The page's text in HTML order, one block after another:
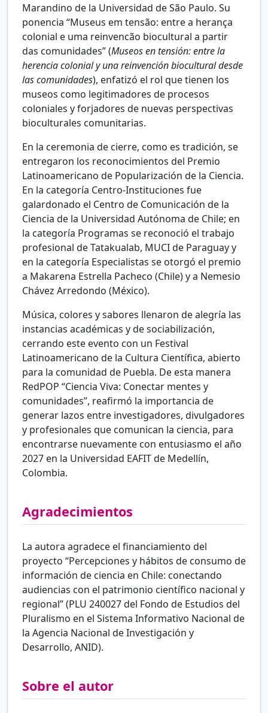
Marandino de la Universidad de São Paulo. Su
ponencia “Museus em tensão: entre a herança
colonial e uma reinvencão biocultural a partir
das comunidades” (Museos en tensión: entre la
herencia colonial y una reinvención biocultural desde
las comunidades), enfatizó el rol que tienen los
museos como legitimadores de procesos
coloniales y forjadores de nuevas perspectivas
bioculturales comunitarias.
En la ceremonia de cierre, como es tradición, se
entregaron los reconocimientos del Premio
Latinoamericano de Popularización de la Ciencia.
En la categoría Centro-Instituciones fue
galardonado el Centro de Comunicación de la
Ciencia de la Universidad Autónoma de Chile; en
la categoría Programas se reconoció el trabajo
profesional de Tatakualab, MUCI de Paraguay y
en la categoría Especialistas se otorgó el premio
a Makarena Estrella Pacheco (Chile) y a Nemesio
Chávez Arredondo (México).
Música, colores y sabores llenaron de alegría las
instancias académicas y de sociabilización,
cerrando este evento con un Festival
Latinoamericano de la Cultura Científica, abierto
para la comunidad de Puebla. De esta manera
RedPOP “Ciencia Viva: Conectar mentes y
comunidades”, reafirmó la importancia de
generar lazos entre investigadores, divulgadores
y profesionales que comunican la ciencia, para
encontrarse nuevamente con entusiasmo el año
2027 en la Universidad EAFIT de Medellín,
Colombia.
Agradecimientos
La autora agradece el financiamiento del
proyecto “Percepciones y hábitos de consumo de
información de ciencia en Chile: conectando
audiencias con el patrimonio científico nacional y
regional” (PLU 240027 del Fondo de Estudios del
Pluralismo en el Sistema Informativo Nacional de
la Agencia Nacional de Investigación y
Desarrollo, ANID).
Sobre el autor